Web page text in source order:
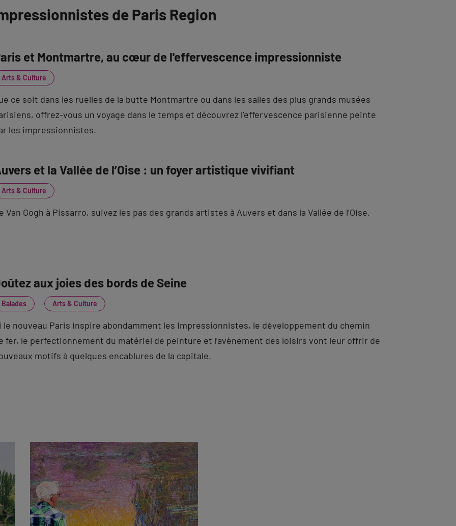
de Paris Region
et Montmartre, au cœur de l'effervescence impressionniste
Arts & Culture
ce soit dans les ruelles de la butte Montmartre ou dans les salles des plus grands musées
offrez-vous un voyage dans le temps et découvrez l’effervescence parisienne peinte
les impressionnistes.
et la Vallée de l’Oise : un foyer artistique vivifiant
Arts & Culture
Van Gogh à Pissarro, suivez les pas des grands artistes à Auvers et dans la Vallée de l’Oise.
aux joies des bords de Seine
Balades Arts & Culture
le nouveau Paris inspire abondamment les Impressionnistes, le développement du chemin
fer, le perfectionnement du matériel de peinture et l’avènement des loisirs vont leur offrir de
motifs à quelques encablures de la capitale.